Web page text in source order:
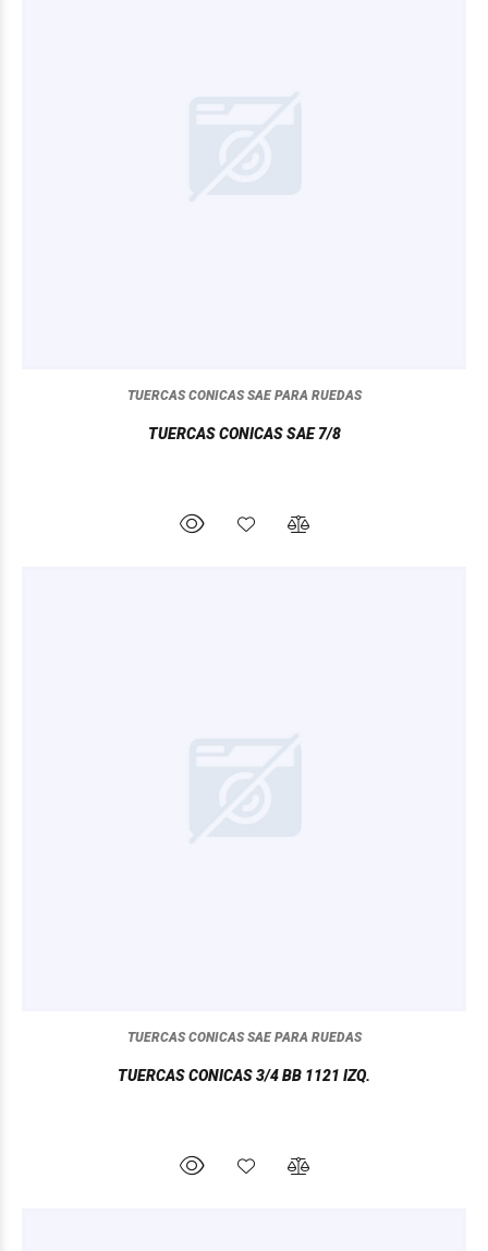
TUERCAS CONICAS SAE PARA RUEDAS
TUERCAS CONICAS SAE 7/8
TUERCAS CONICAS SAE PARA RUEDAS
TUERCAS CONICAS 3/4 BB 1121 IZQ.